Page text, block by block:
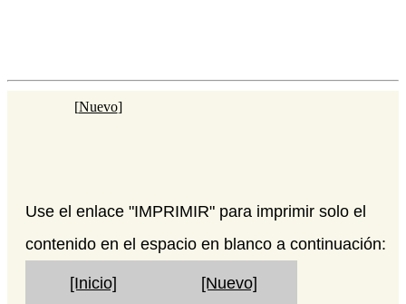
[Nuevo]
Use el enlace "IMPRIMIR" para imprimir solo el
contenido en el espacio en blanco a continuación:
[Inicio] [Nuevo]